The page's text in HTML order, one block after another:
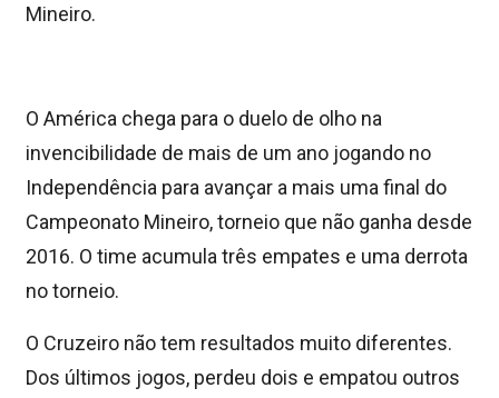
Mineiro.
O América chega para o duelo de olho na
invencibilidade de mais de um ano jogando no
Independência para avançar a mais uma final do
Campeonato Mineiro, torneio que não ganha desde
2016. O time acumula três empates e uma derrota
no torneio.
O Cruzeiro não tem resultados muito diferentes.
Dos últimos jogos, perdeu dois e empatou outros